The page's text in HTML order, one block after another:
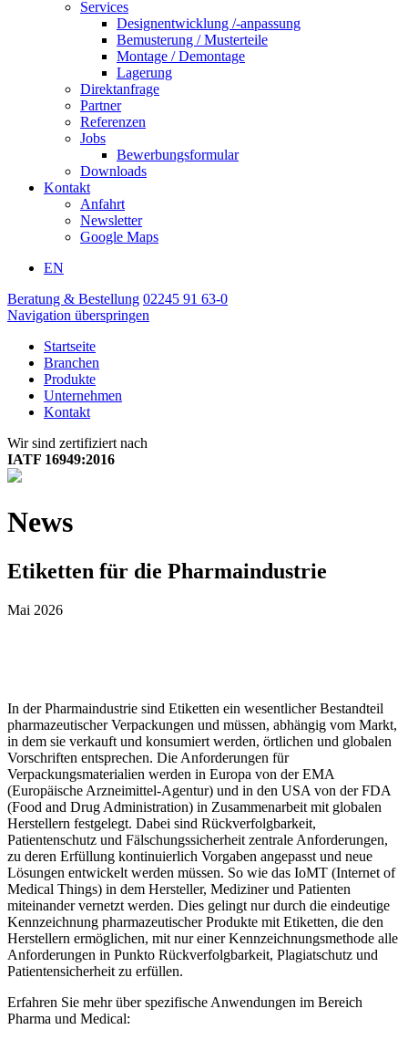
Services
Designentwicklung /-anpassung
Bemusterung / Musterteile
Montage / Demontage
Lagerung
Direktanfrage
Partner
Referenzen
Jobs
Bewerbungsformular
Downloads
Kontakt
Anfahrt
Newsletter
Google Maps
EN
Beratung & Bestellung 02245 91 63-0
Navigation überspringen
Startseite
Branchen
Produkte
Unternehmen
Kontakt
Wir sind zertifiziert nach
IATF 16949:2016
News
Etiketten für die Pharmaindustrie
Mai 2026
In der Pharmaindustrie sind Etiketten ein wesentlicher Bestandteil
pharmazeutischer Verpackungen und müssen, abhängig vom Markt,
in dem sie verkauft und konsumiert werden, örtlichen und globalen
Vorschriften entsprechen. Die Anforderungen für
Verpackungsmaterialien werden in Europa von der EMA
(Europäische Arzneimittel-Agentur) und in den USA von der FDA
(Food and Drug Administration) in Zusammenarbeit mit globalen
Herstellern festgelegt. Dabei sind Rückverfolgbarkeit,
Patientenschutz und Fälschungssicherheit zentrale Anforderungen,
zu deren Erfüllung kontinuierlich Vorgaben angepasst und neue
Lösungen entwickelt werden müssen. So wie das IoMT (Internet of
Medical Things) in dem Hersteller, Mediziner und Patienten
miteinander vernetzt werden. Dies gelingt nur durch die eindeutige
Kennzeichnung pharmazeutischer Produkte mit Etiketten, die den
Herstellern ermöglichen, mit nur einer Kennzeichnungsmethode alle
Anforderungen in Punkto Rückverfolgbarkeit, Plagiatschutz und
Patientensicherheit zu erfüllen.
Erfahren Sie mehr über spezifische Anwendungen im Bereich
Pharma und Medical: